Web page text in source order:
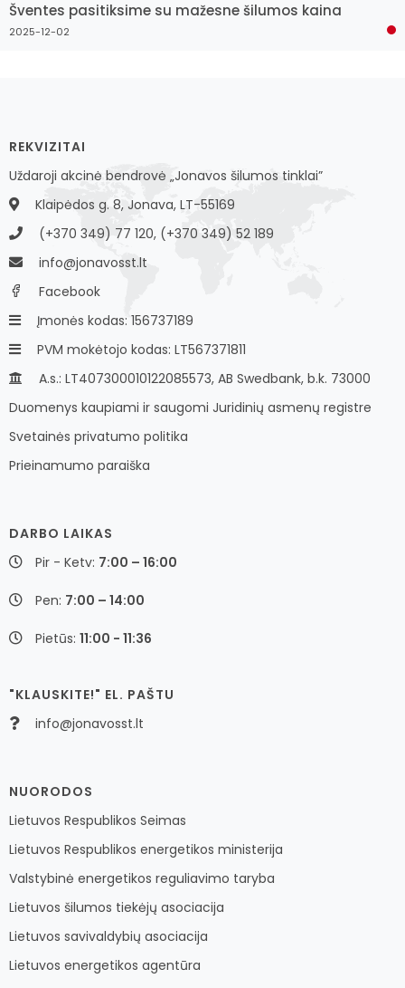
Šventes pasitiksime su mažesne šilumos kaina
2025-12-02
REKVIZITAI
Uždaroji akcinė bendrovė „Jonavos šilumos tinklai”
Klaipėdos g. 8, Jonava, LT-55169
(+370 349) 77 120, (+370 349) 52 189
info@jonavosst.lt
Facebook
Įmonės kodas: 156737189
PVM mokėtojo kodas: LT567371811
A.s.: LT407300010122085573, AB Swedbank, b.k. 73000
Duomenys kaupiami ir saugomi Juridinių asmenų registre
Svetainės privatumo politika
Prieinamumo paraiška
DARBO LAIKAS
Pir - Ketv: 7:00 – 16:00
Pen: 7:00 – 14:00
Pietūs: 11:00 - 11:36
"KLAUSKITE!" EL. PAŠTU
info@jonavosst.lt
NUORODOS
Lietuvos Respublikos Seimas
Lietuvos Respublikos energetikos ministerija
Valstybinė energetikos reguliavimo taryba
Lietuvos šilumos tiekėjų asociacija
Lietuvos savivaldybių asociacija
Lietuvos energetikos agentūra